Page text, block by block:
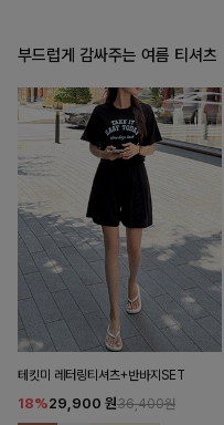
부드럽게 감싸주는 여름 티셔츠
테킷미 레터링티셔츠+반바지SET
18%29,900 원36,400원